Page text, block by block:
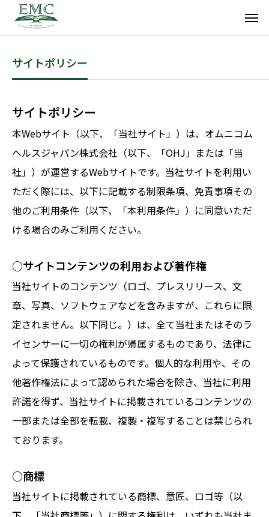
サイトポリシー
サイトポリシー
本Webサイト（以下、「当社サイト」）は、オムニコム
ヘルスジャパン株式会社（以下、「OHJ」または「当
社」）が運営するWebサイトです。当社サイトを利用い
ただく際には、以下に記載する制限条項、免責事項その
他のご利用条件（以下、「本利用条件」）に同意いただ
ける場合のみご利用ください。
○サイトコンテンツの利用および著作権
当社サイトのコンテンツ（ロゴ、プレスリリース、文
章、写真、ソフトウェアなどを含みますが、これらに限
定されません。以下同じ。）は、全て当社またはそのラ
イセンサーに一切の権利が帰属するものであり、法律に
よって保護されているものです。個人的な利用や、その
他著作権法によって認められた場合を除き、当社に利用
許諾を得ず、当社サイトに掲載されているコンテンツの
一部または全部を転載、複製・複写することは禁じられ
ております。
○商標
当社サイトに掲載されている商標、意匠、ロゴ等（以